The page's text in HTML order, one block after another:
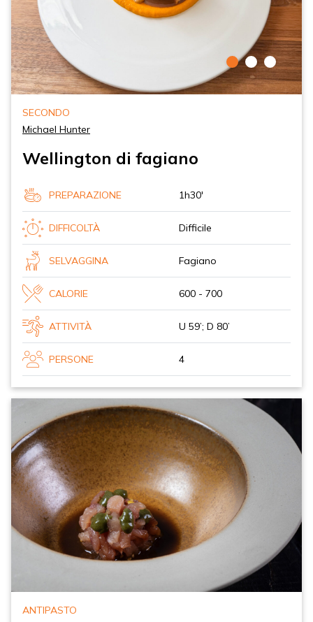
SECONDO
Michael Hunter
Wellington di fagiano
PREPARAZIONE 1h30'
DIFFICOLTÀ Difficile
SELVAGGINA Fagiano
CALORIE 600 - 700
ATTIVITÀ U 59’; D 80’
PERSONE 4
ANTIPASTO